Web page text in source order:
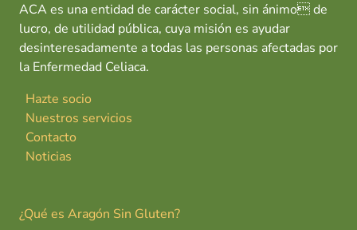
ACA es una entidad de carácter social, sin ánimo de
lucro, de utilidad pública, cuya misión es ayudar
desinteresadamente a todas las personas afectadas por
la Enfermedad Celiaca.
Hazte socio
Nuestros servicios
Contacto
Noticias
¿Qué es Aragón Sin Gluten?